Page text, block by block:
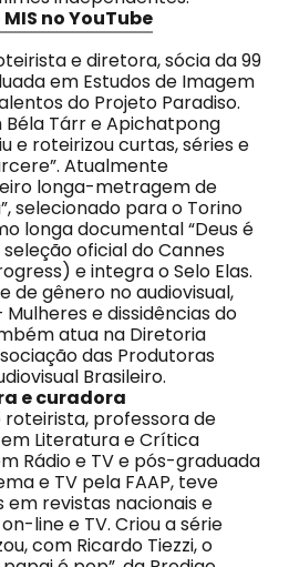
no YouTube
e diretora, sócia da 99
em Estudos de Imagem
do Projeto Paradiso.
Béla Tárr e Apichatpong
e roteirizou curtas, séries e
Atualmente
longa-metragem de
selecionado para o Torino
longa documental “Deus é
oficial do Cannes
e integra o Selo Elas.
de gênero no audiovisual,
e dissidências do
atua na Diretoria
das Produtoras
Brasileiro.
e curadora
roteirista, professora de
Literatura e Crítica
Rádio e TV e pós-graduada
e TV pela FAAP, teve
revistas nacionais e
line e TV. Criou a série
com Ricardo Tiezzi, o